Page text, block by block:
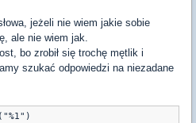
jeżeli nie wiem jakie sobie
ale nie wiem jak.
bo zrobił się trochę mętlik i
szukać odpowiedzi na niezadane